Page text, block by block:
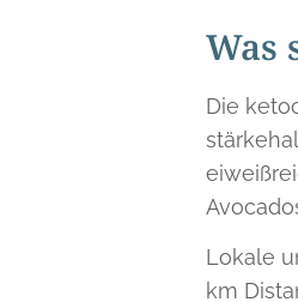
Was
Die
Lokale
km